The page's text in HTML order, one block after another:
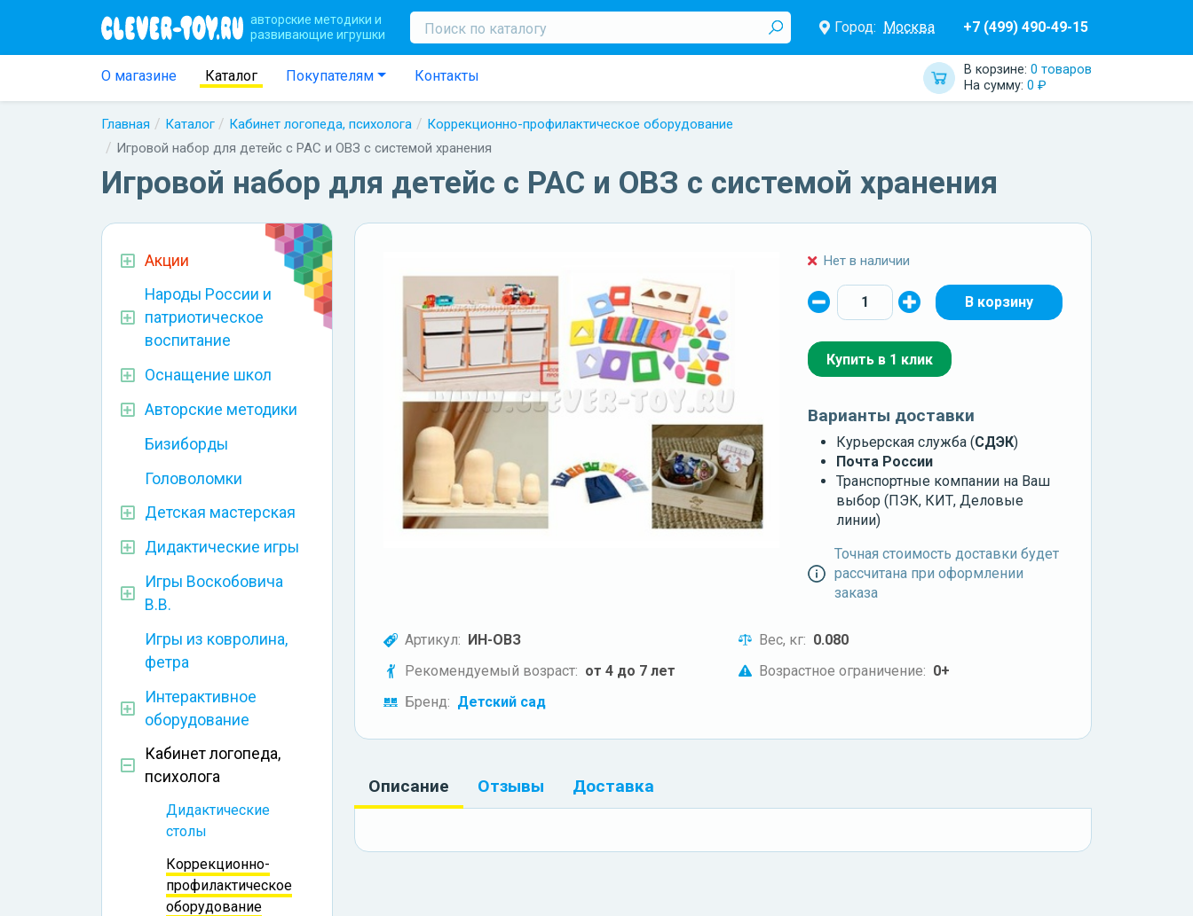
авторские методики и
развивающие игрушки
Город: Москва +7 (499) 490-49-15
О магазине Каталог Покупателям Контакты В корзине: 0 товаров
На сумму: 0 ₽
Главная Каталог Кабинет логопеда, психолога
Коррекционно-профилактическое оборудование
Игровой набор для детейс с РАС и ОВЗ с системой хранения
Игровой набор для детейс с РАС и ОВЗ с системой хранения
Акции
Народы России и
патриотическое
воспитание
Оснащение школ
Авторские методики
Бизиборды
Головоломки
Детская мастерская
Дидактические игры
Игры Воскобовича
В.В.
Игры из ковролина,
фетра
Интерактивное
оборудование
Кабинет логопеда,
психолога
Дидактические
столы
Коррекционно-
профилактическое
оборудование
Нет в наличии
Купить в 1 клик
Варианты доставки
Курьерская служба (СДЭК)
Почта России
Транспортные компании на Ваш
выбор (ПЭК, КИТ, Деловые
линии)
Точная стоимость доставки будет
рассчитана при оформлении
заказа
Артикул: ИН-ОВЗ
Рекомендуемый возраст: от 4 до 7 лет
Бренд: Детский сад
Вес, кг: 0.080
Возрастное ограничение: 0+
Описание Отзывы Доставка